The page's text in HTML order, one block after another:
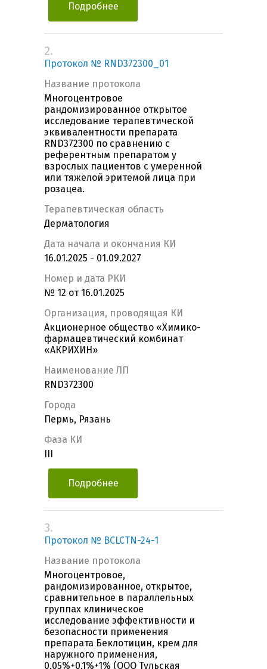
Подробнее
2.
Протокол № RND372300_01
Название протокола
Многоцентровое
рандомизированное открытое
исследование терапевтической
эквивалентности препарата
RND372300 по сравнению с
референтным препаратом у
взрослых пациентов с умеренной
или тяжелой эритемой лица при
розацеа.
Терапевтическая область
Дерматология
Дата начала и окончания КИ
16.01.2025 - 01.09.2027
Номер и дата РКИ
№ 12 от 16.01.2025
Организация, проводящая КИ
Акционерное общество «Химико-
фармацевтический комбинат
«АКРИХИН»
Наименование ЛП
RND372300
Города
Пермь, Рязань
Фаза КИ
Подробнее
3.
Протокол № BCLCTN-24-1
Название протокола
Многоцентровое,
рандомизированное, открытое,
сравнительное в параллельных
группах клиническое
исследование эффективности и
безопасности применения
препарата Беклотицин, крем для
наружного применения,
0,05%+0,1%+1% (ООО Тульская